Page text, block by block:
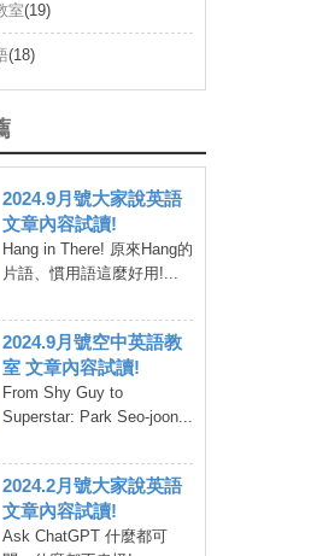
室(19)
(18)
2024.9月號大家說英語
文章內容試讀!
Hang in There! 原來Hang的
片語、慣用語這麼好用!...
2024.9月號空中英語教
室 文章內容試讀!
From Shy Guy to
Superstar: Park Seo-joon...
2024.2月號大家說英語
文章內容試讀!
Ask ChatGPT 什麼都可